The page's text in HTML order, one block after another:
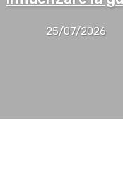
25/07/2026